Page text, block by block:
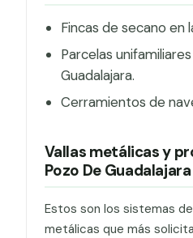
Fincas de secano en
Parcelas
Guadalajara.
Cerramientos de
Vallas metálicas y
Pozo De Guadalajara
Estos son los sistemas
metálicas que más